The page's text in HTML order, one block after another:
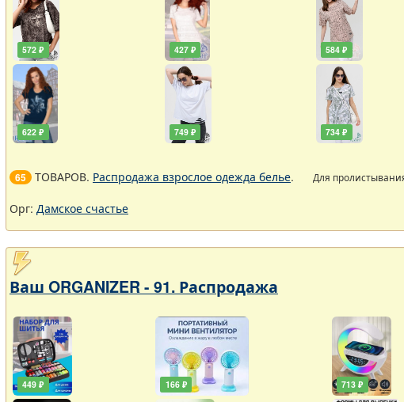
572 ₽
622 ₽
427 ₽
749 ₽
584 ₽
734 ₽
65 ТОВАРОВ. Распродажа взрослое одежда белье. Для
Орг: Дамское счастье
Ваш ORGANIZER - 91. Распродажа
449 ₽ 166 ₽ 713 ₽